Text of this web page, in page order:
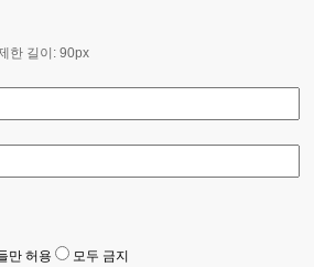
한 길이: 90px
만 허용 모두 금지